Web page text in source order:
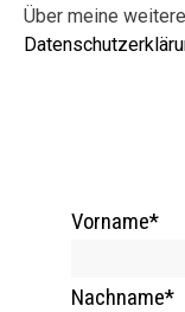
Über meine
Vorname*
Nachname*